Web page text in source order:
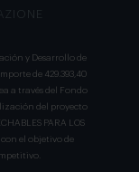
y Desarrollo de
de 429.393,40
a través del Fondo
del proyecto
PARA LOS
con el objetivo de